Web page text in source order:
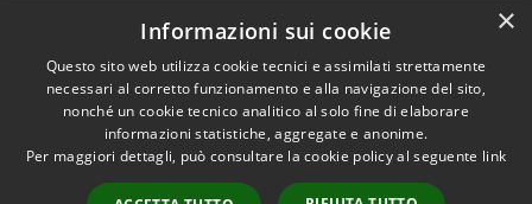
Dichiarazione di accessibilità
Accessibilità
Copyright © 2026 • Comune di
Motta San Giovanni • Powered
byMunicipium Accesso
×
Informazioni sui cookie
Questo sito web utilizza cookie tecnici e assimilati strettamente
necessari al corretto funzionamento e alla navigazione del sito,
nonché un cookie tecnico analitico al solo fine di elaborare
informazioni statistiche, aggregate e anonime.
Per maggiori dettagli, può consultare la cookie policy al seguente link